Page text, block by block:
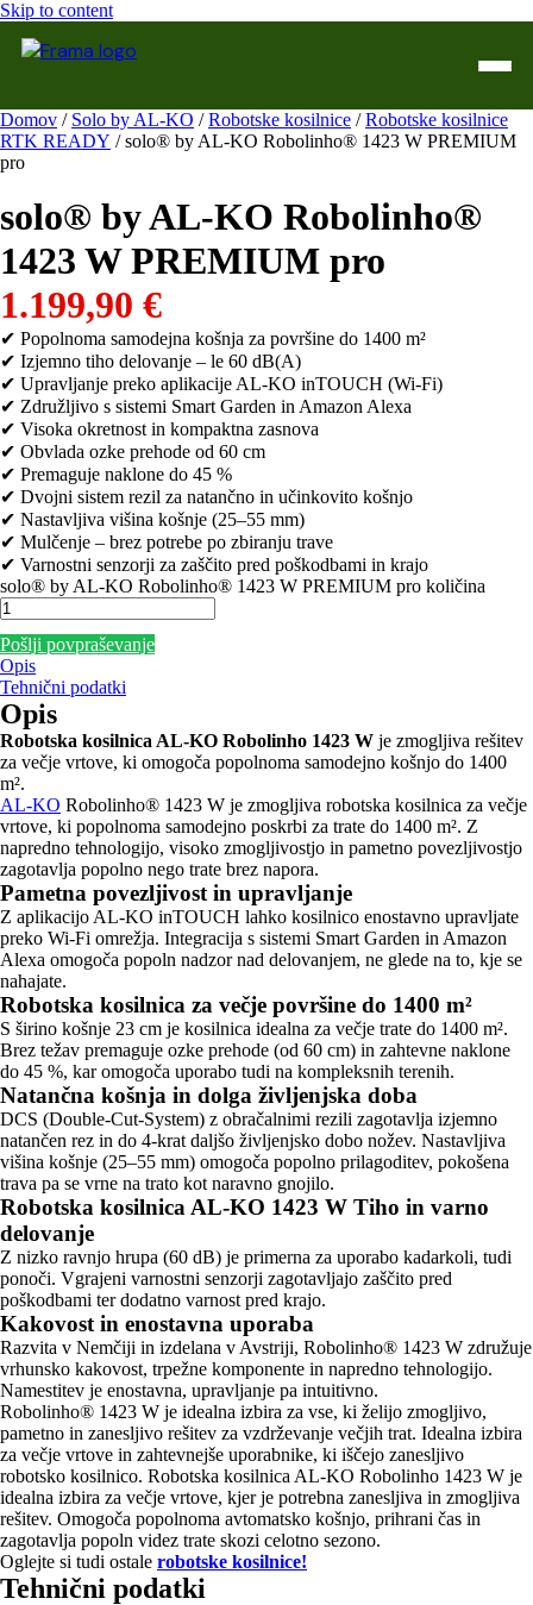
Skip to content
Domov
WTL Varilne naprave
Kontakt
Servis
Domov / Solo by AL-KO /Robotske kosilnice /Robotske kosilnice
RTK READY / solo® by AL-KO Robolinho® 1423 W PREMIUM
pro
solo® by AL-KO Robolinho®
1423 W PREMIUM pro
1.199,90 €
✔ Popolnoma samodejna košnja za površine do 1400 m²
✔ Izjemno tiho delovanje – le 60 dB(A)
✔ Upravljanje preko aplikacije AL-KO inTOUCH (Wi-Fi)
✔ Združljivo s sistemi Smart Garden in Amazon Alexa
✔ Visoka okretnost in kompaktna zasnova
✔ Obvlada ozke prehode od 60 cm
✔ Premaguje naklone do 45 %
✔ Dvojni sistem rezil za natančno in učinkovito košnjo
✔ Nastavljiva višina košnje (25–55 mm)
✔ Mulčenje – brez potrebe po zbiranju trave
✔ Varnostni senzorji za zaščito pred poškodbami in krajo
solo® by AL-KO Robolinho® 1423 W PREMIUM pro količina
Pošlji povpraševanje
Opis
Tehnični podatki
Opis
Robotska kosilnica AL-KO Robolinho 1423 W je zmogljiva rešitev
za večje vrtove, ki omogoča popolnoma samodejno košnjo do 1400
m².
AL-KO Robolinho® 1423 W je zmogljiva robotska kosilnica za večje
vrtove, ki popolnoma samodejno poskrbi za trate do 1400 m². Z
napredno tehnologijo, visoko zmogljivostjo in pametno povezljivostjo
zagotavlja popolno nego trate brez napora.
Pametna povezljivost in upravljanje
Z aplikacijo AL-KO inTOUCH lahko kosilnico enostavno upravljate
preko Wi-Fi omrežja. Integracija s sistemi Smart Garden in Amazon
Alexa omogoča popoln nadzor nad delovanjem, ne glede na to, kje se
nahajate.
Robotska kosilnica za večje površine do 1400 m²
S širino košnje 23 cm je kosilnica idealna za večje trate do 1400 m².
Brez težav premaguje ozke prehode (od 60 cm) in zahtevne naklone
do 45 %, kar omogoča uporabo tudi na kompleksnih terenih.
Natančna košnja in dolga življenjska doba
DCS (Double-Cut-System) z obračalnimi rezili zagotavlja izjemno
natančen rez in do 4-krat daljšo življenjsko dobo nožev. Nastavljiva
višina košnje (25–55 mm) omogoča popolno prilagoditev, pokošena
trava pa se vrne na trato kot naravno gnojilo.
Robotska kosilnica AL-KO 1423 W Tiho in varno
delovanje
Z nizko ravnjo hrupa (60 dB) je primerna za uporabo kadarkoli, tudi
ponoči. Vgrajeni varnostni senzorji zagotavljajo zaščito pred
poškodbami ter dodatno varnost pred krajo.
Kakovost in enostavna uporaba
Razvita v Nemčiji in izdelana v Avstriji, Robolinho® 1423 W združuje
vrhunsko kakovost, trpežne komponente in napredno tehnologijo.
Namestitev je enostavna, upravljanje pa intuitivno.
Robolinho® 1423 W je idealna izbira za vse, ki želijo zmogljivo,
pametno in zanesljivo rešitev za vzdrževanje večjih trat. Idealna izbira
za večje vrtove in zahtevnejše uporabnike, ki iščejo zanesljivo
robotsko kosilnico. Robotska kosilnica AL-KO Robolinho 1423 W je
idealna izbira za večje vrtove, kjer je potrebna zanesljiva in zmogljiva
rešitev. Omogoča popolnoma avtomatsko košnjo, prihrani čas in
zagotavlja popoln videz trate skozi celotno sezono.
Oglejte si tudi ostale robotske kosilnice!
Tehnični podatki